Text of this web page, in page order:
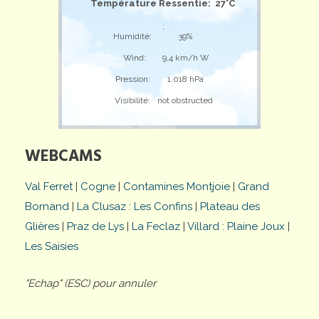
Température Ressentie: 27°C
;
Humidité:
39%
Wind: 9,4 km/h W
Pression: 1.018 hPa
Visibilité: not obstructed
WEBCAMS
Val Ferret| Cogne | Contamines Montjoie | Grand
Bornand | La Clusaz : Les Confins | Plateau des
Glières | Praz de Lys | La Feclaz | Villard : Plaine Joux |
Les Saisies
"Echap" (ESC) pour annuler